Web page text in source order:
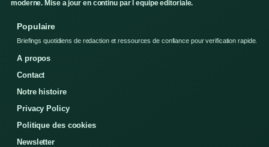
moderne. Mise a jour en continu par l equipe editoriale.
Populaire
Briefings quotidiens de redaction et ressources de confiance pour verification rapide.
A propos
Contact
Notre histoire
Privacy Policy
Politique des cookies
Newsletter